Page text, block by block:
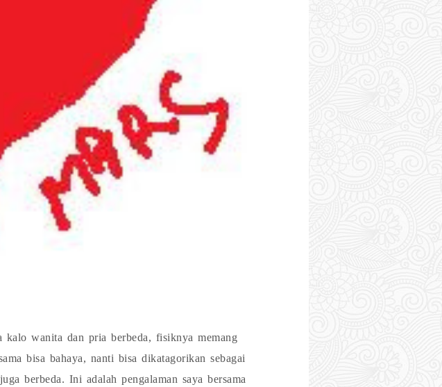
kalo wanita dan pria berbeda, fisiknya memang
bisa bahaya, nanti bisa dikatagorikan sebagai
berbeda. Ini adalah pengalaman saya bersama